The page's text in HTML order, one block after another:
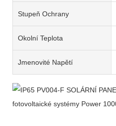
Stupeň Ochrany
Okolní Teplota
Jmenovité Napětí